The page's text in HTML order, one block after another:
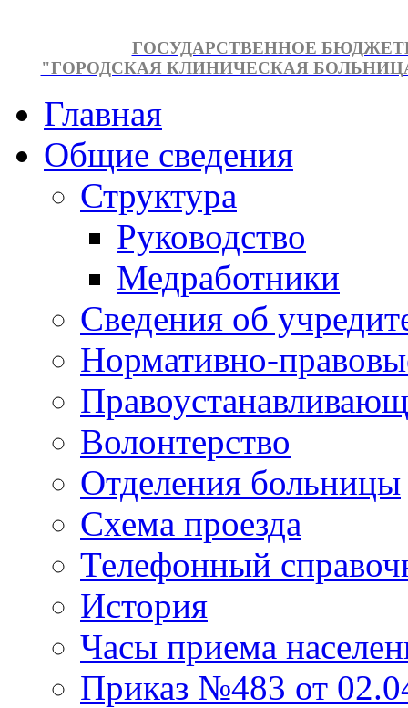
ГОСУДАРСТВЕННОЕ
"ГОРОДСКАЯ КЛИНИЧЕСКАЯ
Главная
Общие сведения
Структура
Руководство
Медработники
Сведения об
Нормативно-
Волонтерство
Отделения больницы
Схема проезда
Телефонный
История
Часы приема
Приказ №483 от